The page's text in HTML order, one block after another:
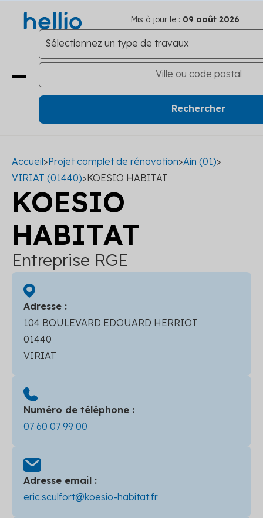
Mis à jour le : 09 août 2026
Accueil>Projet complet de rénovation>Ain (01)>
VIRIAT (01440)>KOESIO HABITAT
KOESIO
HABITAT
Entreprise RGE
Adresse :
104 BOULEVARD EDOUARD HERRIOT
01440
VIRIAT
Numéro de téléphone :
07 60 07 99 00
Adresse email :
eric.sculfort@koesio-habitat.fr